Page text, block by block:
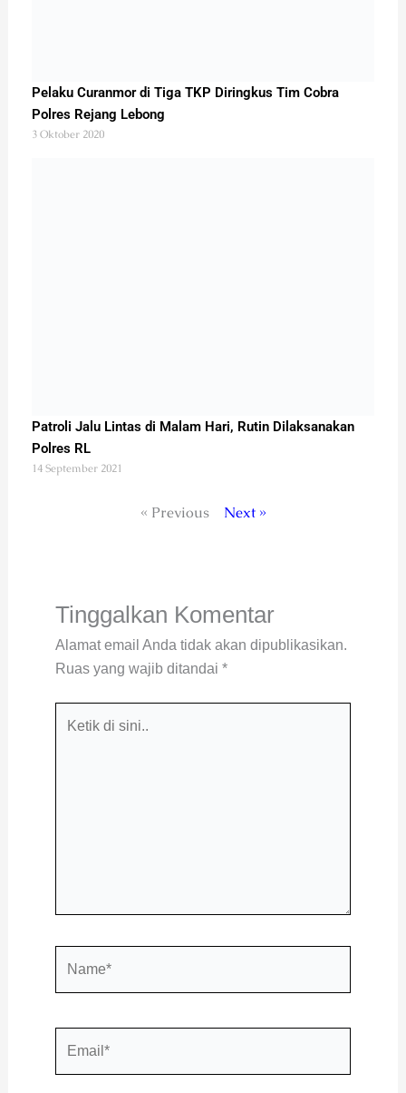
Pelaku Curanmor di Tiga TKP Diringkus Tim Cobra
Polres Rejang Lebong
3 Oktober 2020
Patroli Jalu Lintas di Malam Hari, Rutin Dilaksanakan
Polres RL
14 September 2021
« Previous Next »
Tinggalkan Komentar
Alamat email Anda tidak akan dipublikasikan.
Ruas yang wajib ditandai *